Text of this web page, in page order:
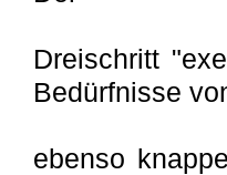
Dreischritt
Bedürfnisse
ebenso